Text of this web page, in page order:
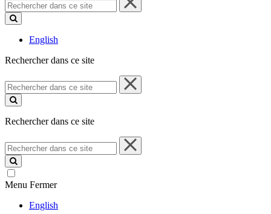
dans
ce
English
Rechercher dans ce site
Rechercher
dans
ce
Rechercher dans ce site
Rechercher
dans
ce
site
Menu Fermer
English